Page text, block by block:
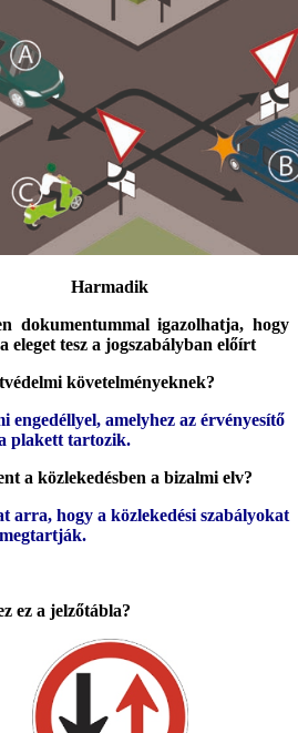
Harmadik
dokumentummal igazolhatja, hogy
eleget tesz a jogszabályban előírt
követelményeknek?
engedéllyel, amelyhez az érvényesítő
plakett tartozik.
a közlekedésben a bizalmi elv?
arra, hogy a közlekedési szabályokat
ez a jelzőtábla?